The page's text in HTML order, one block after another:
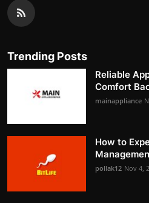
Trending Posts
Reliable
Comfort
mainappliance
How to
pollak12 Nov 4,